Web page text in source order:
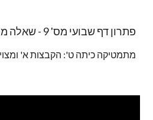
פתרון דף שבועי מס' 9 - שאלה מס' 6 / סעיף ב
מתמטיקה כיתה ט': הקבצות א'